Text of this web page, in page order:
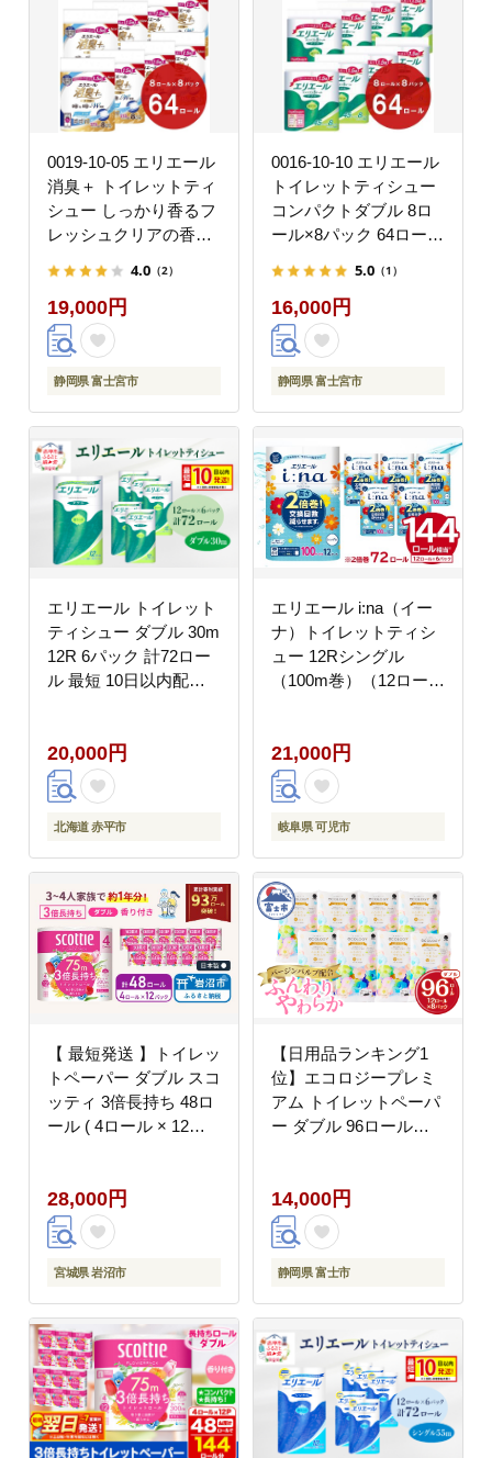
0019-10-05 エリエール
消臭＋ トイレットティ
シュー しっかり香るフ
レッシュクリアの香り
ール×8パック 64ロー
ル 1.5倍巻 37.5m ト
イレットペーパー ダブ
ル パルプ100％ 消臭 防
臭 日用品 消耗品 備蓄
4.0 （2）
19,000円
静岡県 富士宮市
0016-10-10 エリエール
トイレットティシュー
コンパクトダブル 8ロ
ール×8パック 64ロー
レットペーパー ダブル
パルプ100％ 香りつき
日用品 消耗品 備蓄
5.0 （1）
16,000円
静岡県 富士宮市
エリエール トイレット
ティシュー ダブル 30m
12R 6パック 計72ロー
ル 最短 10日以内配送
災 常備品 備蓄品 消耗
品 備蓄 日用品 生活必
需品 送料無料 北海道
赤平市
20,000円
北海道 赤平市
エリエール i:na（イー
ナ）トイレットティシ
ュー 12Rシングル
（100m巻）（12ロール
005】
21,000円
岐阜県 可児市
【 最短発送 】トイレッ
トペーパー ダブル スコ
ッティ 3倍長持ち 48ロ
ール ( 4ロール × 12パ
28,000円
宮城県 岩沼市
【日用品ランキング1
位】エコロジープレミ
アム トイレットペーパ
ー ダブル 96ロール
[sf002-122]
14,000円
静岡県 富士市